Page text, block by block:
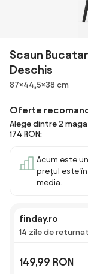
Scaun
Deschis
Dimensiuni
87×44,5×38 cm
Oferte
Alege dintre 2
174 RON:
Acum este
prețul este
media.
finday.ro
14 zile de returnat
149,99 RON